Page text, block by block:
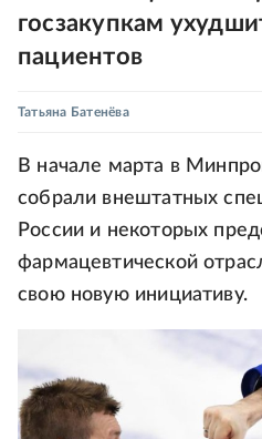
госзакупкам
пациентов
Татьяна Батенёва
В начале марта в
собрали внештатных
России и некоторых
фармацевтической
свою новую инициативу.